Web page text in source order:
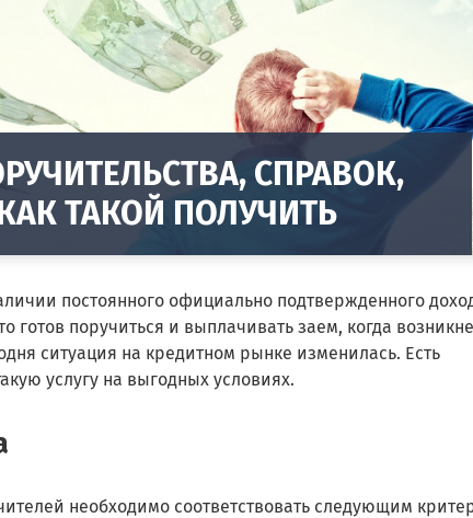
СПРАВОК,
ТАКОЙ ПОЛУЧИТЬ
постоянного официально подтвержденного
поручиться и выплачивать заем, когда
ситуация на кредитном рынке изменилась. Есть
услугу на выгодных условиях.
необходимо соответствовать следующим